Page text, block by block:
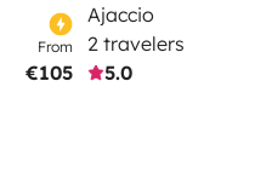
From
€105
Ajaccio
2 travelers
5.0